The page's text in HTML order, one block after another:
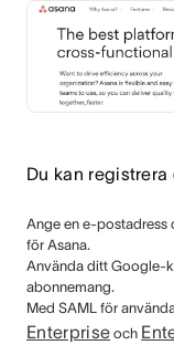
Du kan
Ange en e-postadress
för Asana.
Använda ditt Google-
abonnemang.
Med SAML för
Enterprise och